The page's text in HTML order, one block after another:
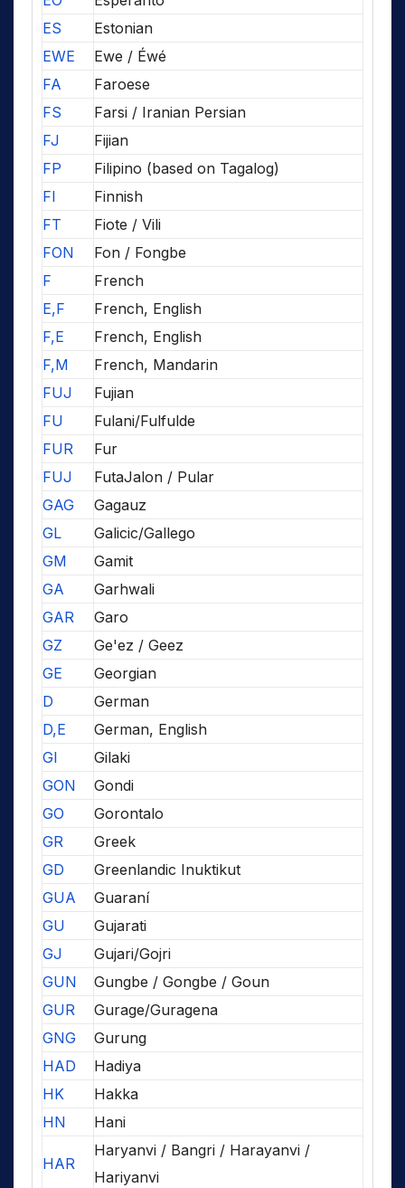
ES
Estonian
EWE
Ewe / Éwé
FA
Faroese
FS
Farsi / Iranian Persian
FJ
Fijian
FP
Filipino (based on Tagalog)
FI
Finnish
FT
Fiote / Vili
FON
Fon / Fongbe
F
French
E,F
French, English
F,E
French, English
F,M
French, Mandarin
FUJ
Fujian
FU
Fulani/Fulfulde
FUR
Fur
FUJ
FutaJalon / Pular
GAG
Gagauz
GL
Galicic/Gallego
GM
Gamit
GA
Garhwali
GAR
Garo
GZ
Ge'ez / Geez
GE
Georgian
D
German
D,E
German, English
GI
Gilaki
GON
Gondi
GO
Gorontalo
GR
Greek
GD
Greenlandic Inuktikut
GUA
Guaraní
GU
Gujarati
GJ
Gujari/Gojri
GUN
Gungbe / Gongbe / Goun
GUR
Gurage/Guragena
GNG
Gurung
HAD
Hadiya
HK
Hakka
HN
Hani
HAR
Haryanvi / Bangri / Harayanvi /
Hariyanvi